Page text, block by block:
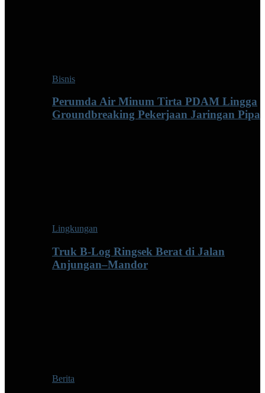
Bisnis
Perumda Air Minum Tirta PDAM Lingga
Groundbreaking Pekerjaan Jaringan Pipa
Lingkungan
Truk B-Log Ringsek Berat di Jalan
Anjungan–Mandor
Berita